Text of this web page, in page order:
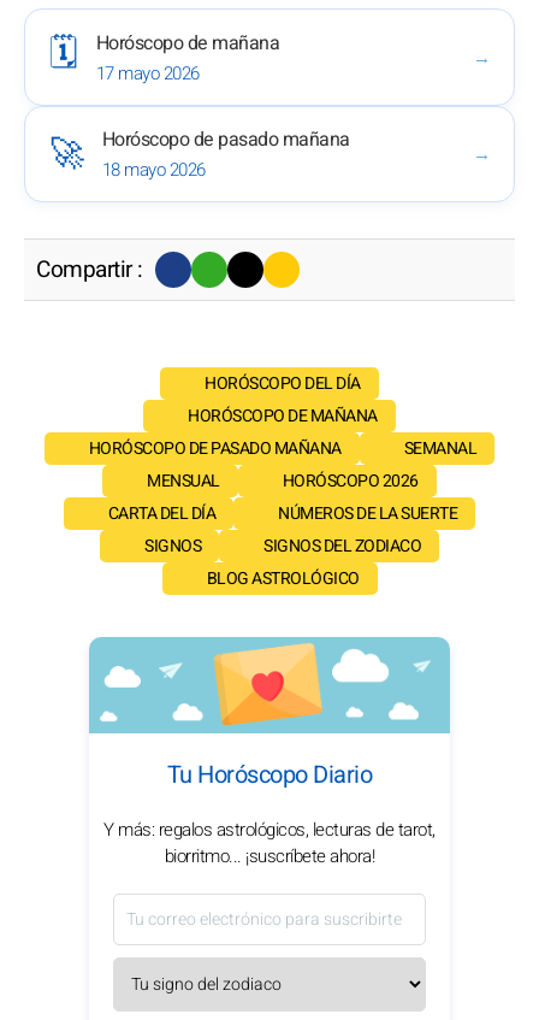
🗓️ Horóscopo de mañana
17 mayo 2026
→
🚀 Horóscopo de pasado mañana
18 mayo 2026
→
Compartir :
HORÓSCOPO DEL DÍA
HORÓSCOPO DE MAÑANA
HORÓSCOPO DE PASADO MAÑANA
SEMANAL
MENSUAL
HORÓSCOPO 2026
CARTA DEL DÍA
NÚMEROS DE LA SUERTE
SIGNOS
SIGNOS DEL ZODIACO
BLOG ASTROLÓGICO
Tu Horóscopo Diario
Y más: regalos astrológicos, lecturas de tarot,
biorritmo... ¡suscríbete ahora!